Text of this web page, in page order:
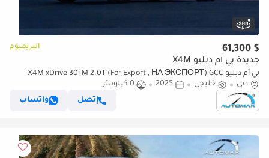
$ 61,300 البريميوم
جديدة بي أم دبليو X4M
بي أم دبليو X4M xDrive 30i M 2.0T (For Export , НА ЭКСПОРТ) GCC
2025 Без пробега
دبي خليجي 2025
0 كيلومتر
إتصل
واتساب